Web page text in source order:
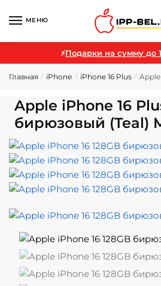
МЕНЮ
⚡Подарки на сумму до
Главная / iPhone / iPhone 16 Plus / Apple
Apple iPhone 16
бирюзовый (Teal)